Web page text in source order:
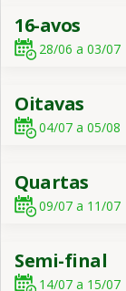
16-avos
28/06 a 03/07
Oitavas
04/07 a 05/08
Quartas
09/07 a 11/07
Semi-final
14/07 a 15/07